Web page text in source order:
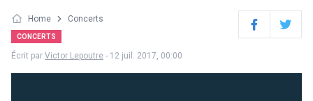
Home Concerts
CONCERTS FacebookTwitter
Écrit par Victor Lepoutre - 12 juil. 2017, 00:00